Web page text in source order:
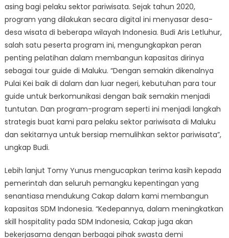
asing bagi pelaku sektor pariwisata. Sejak tahun 2020,
program yang dilakukan secara digital ini menyasar desa-
desa wisata di beberapa wilayah Indonesia. Budi Aris Letluhur,
salah satu peserta program ini, mengungkapkan peran
penting pelatihan dalam membangun kapasitas dirinya
sebagai tour guide di Maluku. “Dengan semakin dikenalnya
Pulai Kei baik di dalam dan luar negeri, kebutuhan para tour
guide untuk berkomunikasi dengan baik semakin menjadi
tuntutan. Dan program-program seperti ini menjadi langkah
strategis buat kami para pelaku sektor pariwisata di Maluku
dan sekitarnya untuk bersiap memulihkan sektor pariwisata”,
ungkap Budi.
Lebih lanjut Tomy Yunus mengucapkan terima kasih kepada
pemerintah dan seluruh pemangku kepentingan yang
senantiasa mendukung Cakap dalam kami membangun
kapasitas SDM Indonesia. “Kedepannya, dalam meningkatkan
skill hospitality pada SDM Indonesia, Cakap juga akan
bekerjasama dengan berbagai pihak swasta demi